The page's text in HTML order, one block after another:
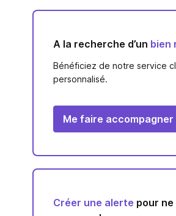
A la recherche d’un bien
Bénéficiez de notre service
personnalisé.
Me faire accompagner
Créer une alerte pour ne